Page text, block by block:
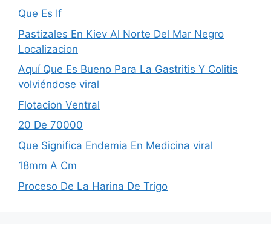
Que Es If
Pastizales En Kiev Al Norte Del Mar Negro
Localizacion
Aquí Que Es Bueno Para La Gastritis Y Colitis
volviéndose viral
Flotacion Ventral
20 De 70000
Que Significa Endemia En Medicina viral
18mm A Cm
Proceso De La Harina De Trigo